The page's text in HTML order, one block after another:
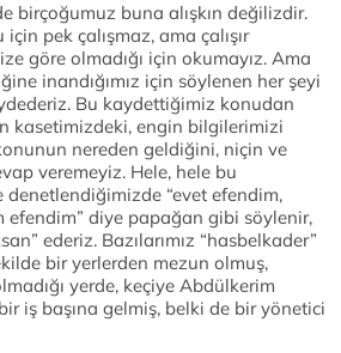
birçoğumuz buna alışkın değilizdir.
pek çalışmaz, ama çalışır
göre olmadığı için okumayız. Ama
inandığımız için söylenen her şeyi
Bu kaydettiğimiz konudan
kasetimizdeki, engin bilgilerimizi
nereden geldiğini, niçin ve
veremeyiz. Hele, hele bu
denetlendiğimizde “evet efendim,
efendim” diye papağan gibi söylenir,
ederiz. Bazılarımız “hasbelkader”
bir yerlerden mezun olmuş,
yerde, keçiye Abdülkerim
iş başına gelmiş, belki de bir yönetici